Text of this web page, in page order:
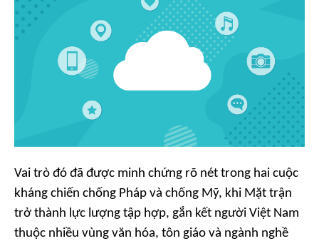
Vai trò đó đã được minh chứng rõ nét trong hai cuộc
kháng chiến chống Pháp và chống Mỹ, khi Mặt trận
trở thành lực lượng tập hợp, gắn kết người Việt Nam
thuộc nhiều vùng văn hóa, tôn giáo và ngành nghề